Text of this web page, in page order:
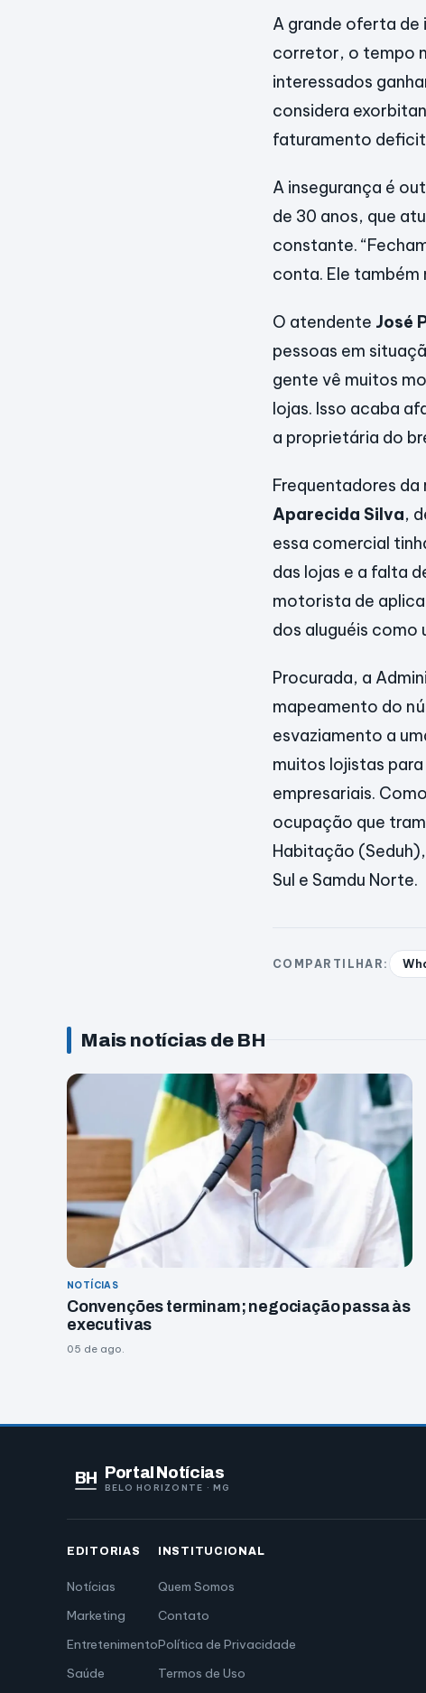
A grande oferta de
corretor, o tempo
interessados
considera
faturamento
A insegurança é
de 30 anos, que
constante.
conta. Ele também
O atendente José
pessoas em
gente vê muitos
lojas. Isso acaba
a proprietária do
Frequentadores
Aparecida Silva,
essa comercial
das lojas e a falta
motorista de
dos aluguéis como
Procurada, a
mapeamento do
esvaziamento a
muitos lojistas
empresariais.
ocupação que
Habitação
Sul e Samdu Norte.
COMPARTILHAR:
Mais notícias de BH
NOTÍCIAS
Convenções terminam; negociação passa às
executivas
05 de ago.
BH Portal Notícias
BELO HORIZONTE · MG
EDITORIAS
Notícias
Marketing
Entretenimento
Saúde
INSTITUCIONAL
Quem Somos
Contato
Política de Privacidade
Termos de Uso